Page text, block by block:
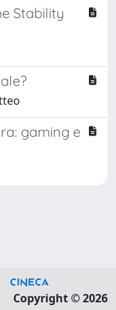
Stability
gaming e
Copyright © 2026